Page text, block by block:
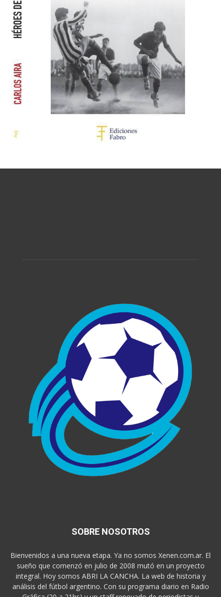
SOBRE NOSOTROS
Bienvenidos a una nueva etapa. Ya no somos Xenen.com.ar. El
sueño que comenzó en julio de 2008 mutó en un proyecto
integral. Hoy somos ABRI LA CANCHA. La web de historia y
análisis del fútbol argentino. Con su programa diario en Radio